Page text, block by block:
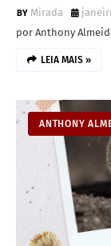
Mirada
por Anthony
LEIA MAIS »
ANTHONY